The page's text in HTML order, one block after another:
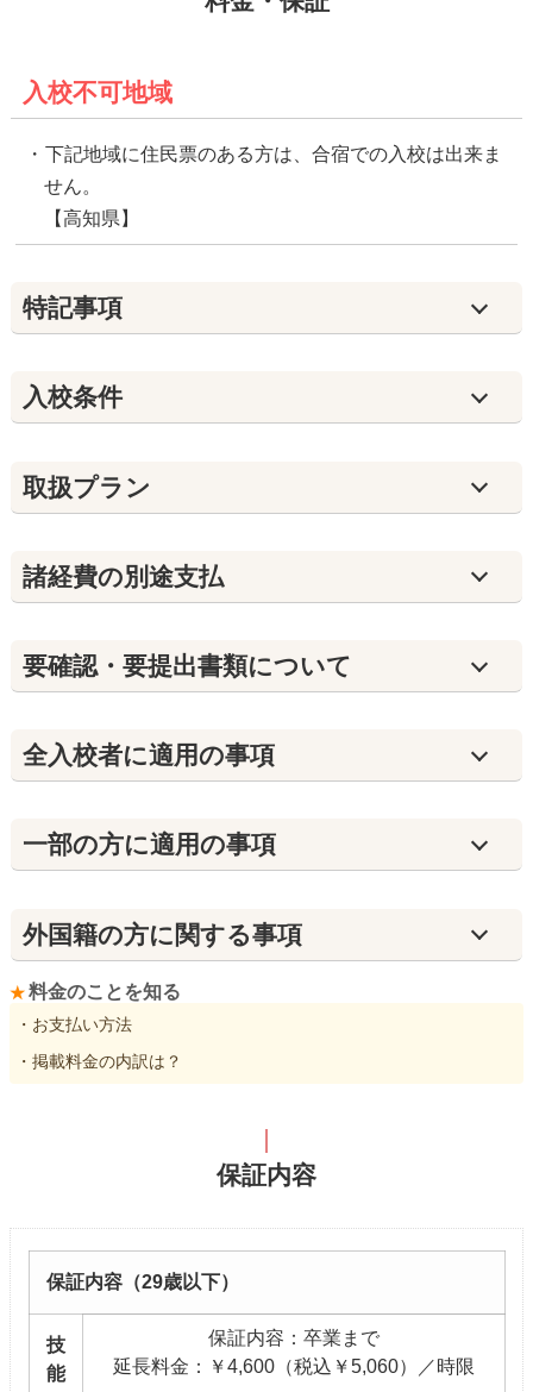
入校不可地域
下記地域に住民票のある方は、合宿での入校は出来ま
せん。
【高知県】
特記事項
入校条件
取扱プラン
諸経費の別途支払
要確認・要提出書類について
全入校者に適用の事項
⼀部の方に適用の事項
外国籍の方に関する事項
料金のことを知る
・お支払い方法
・掲載料金の内訳は？
保証内容
保証内容（29歳以下）
技
能
保証内容：卒業まで
延長料金：￥4,600（税込￥5,060）／時限